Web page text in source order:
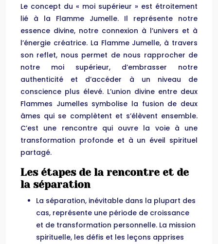
Le concept du « moi supérieur » est étroitement
lié à la Flamme Jumelle. Il représente notre
essence divine, notre connexion à l’univers et à
l’énergie créatrice. La Flamme Jumelle, à travers
son reflet, nous permet de nous rapprocher de
notre moi supérieur, d’embrasser notre
authenticité et d’accéder à un niveau de
conscience plus élevé. L’union divine entre deux
Flammes Jumelles symbolise la fusion de deux
âmes qui se complètent et s’élèvent ensemble.
C’est une rencontre qui ouvre la voie à une
transformation profonde et à un éveil spirituel
partagé.
Les étapes de la rencontre et de
la séparation
La séparation, inévitable dans la plupart des
cas, représente une période de croissance
et de transformation personnelle. La mission
spirituelle, les défis et les leçons apprises